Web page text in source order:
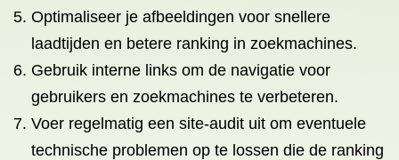
Optimaliseer je afbeeldingen voor snellere
laadtijden en betere ranking in zoekmachines.
Gebruik interne links om de navigatie voor
gebruikers en zoekmachines te verbeteren.
Voer regelmatig een site-audit uit om eventuele
technische problemen op te lossen die de ranking